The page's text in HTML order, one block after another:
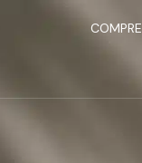
COMPRE